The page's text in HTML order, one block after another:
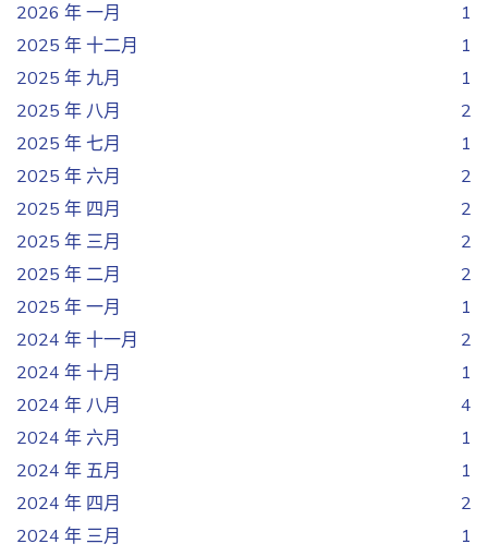
2026 年 一月
1
2025 年 十二月
1
2025 年 九月
1
2025 年 八月
2
2025 年 七月
1
2025 年 六月
2
2025 年 四月
2
2025 年 三月
2
2025 年 二月
2
2025 年 一月
1
2024 年 十一月
2
2024 年 十月
1
2024 年 八月
4
2024 年 六月
1
2024 年 五月
1
2024 年 四月
2
2024 年 三月
1